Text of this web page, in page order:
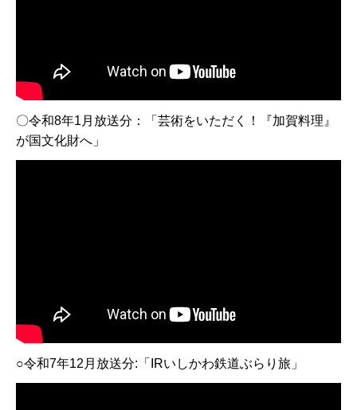
〇令和8年1月放送分：「芸術をいただく！『加賀料理』
が国文化財へ」
○令和7年12月放送分:「IRいしかわ鉄道ぶらり旅」